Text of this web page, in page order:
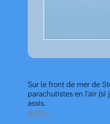
Sur le front de mer de
parachutistes en l’air
assis.
Suite…